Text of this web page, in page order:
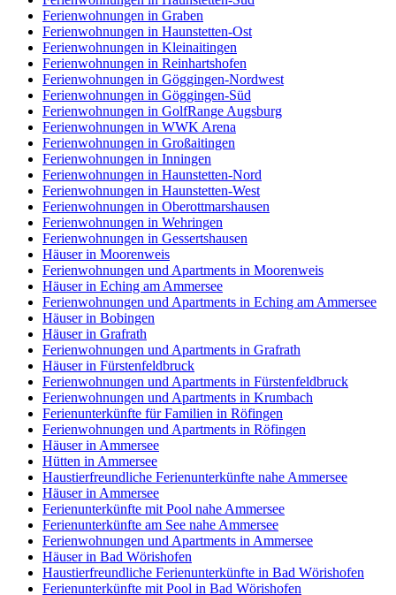
Ferienwohnungen in Graben
Ferienwohnungen in Haunstetten-Ost
Ferienwohnungen in Kleinaitingen
Ferienwohnungen in Reinhartshofen
Ferienwohnungen in Göggingen-Nordwest
Ferienwohnungen in Göggingen-Süd
Ferienwohnungen in GolfRange Augsburg
Ferienwohnungen in WWK Arena
Ferienwohnungen in Großaitingen
Ferienwohnungen in Inningen
Ferienwohnungen in Haunstetten-Nord
Ferienwohnungen in Haunstetten-West
Ferienwohnungen in Oberottmarshausen
Ferienwohnungen in Wehringen
Ferienwohnungen in Gessertshausen
Häuser in Moorenweis
Ferienwohnungen und Apartments in Moorenweis
Häuser in Eching am Ammersee
Ferienwohnungen und Apartments in Eching am Ammersee
Häuser in Bobingen
Häuser in Grafrath
Ferienwohnungen und Apartments in Grafrath
Häuser in Fürstenfeldbruck
Ferienwohnungen und Apartments in Fürstenfeldbruck
Ferienwohnungen und Apartments in Krumbach
Ferienunterkünfte für Familien in Röfingen
Ferienwohnungen und Apartments in Röfingen
Häuser in Ammersee
Hütten in Ammersee
Haustierfreundliche Ferienunterkünfte nahe Ammersee
Häuser in Ammersee
Ferienunterkünfte mit Pool nahe Ammersee
Ferienunterkünfte am See nahe Ammersee
Ferienwohnungen und Apartments in Ammersee
Häuser in Bad Wörishofen
Haustierfreundliche Ferienunterkünfte in Bad Wörishofen
Ferienunterkünfte mit Pool in Bad Wörishofen